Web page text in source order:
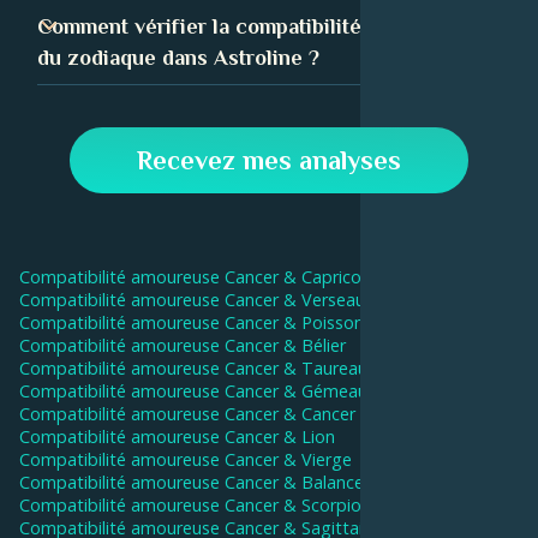
outil utile pour comprendre leurs relations.
La compatibilité sexuelle peut jouer un rôle énorme
dans la réussite d'une relation. La sexualité est un
aspect important de ton identité, et lorsqu'elle s'aligne
connexion intime plus profonde.
Comment vérifier la compatibilité amoureuse
du zodiaque dans Astroline ?
entre les données de ta date d'anniversaire et de celle
de ton partenaire. Notre IA calculera alors votre score
de compatibilité et donnera des interprétations pour
Recevez mes analyses
Compatibilité amoureuse Cancer& Capricorne
Compatibilité amoureuse Cancer& Verseau
Compatibilité amoureuse Cancer& Poissons
Compatibilité amoureuse Cancer& Bélier
Compatibilité amoureuse Cancer& Taureau
Compatibilité amoureuse Cancer& Gémeaux
Compatibilité amoureuse Cancer& Cancer
Compatibilité amoureuse Cancer& Lion
Compatibilité amoureuse Cancer& Vierge
Compatibilité amoureuse Cancer& Balance
Compatibilité amoureuse Cancer& Scorpion
Compatibilité amoureuse Cancer& Sagittaire